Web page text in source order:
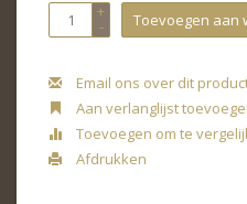
+
- Toevoegen aan
Email ons over dit
Aan verlanglijst
Toevoegen om te
Afdrukken